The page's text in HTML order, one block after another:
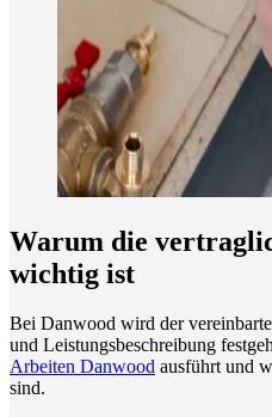
Warum die
wichtig ist
Bei Danwood wird der
und Leistungsbeschreibung
Arbeiten Danwood ausführt und
sind.